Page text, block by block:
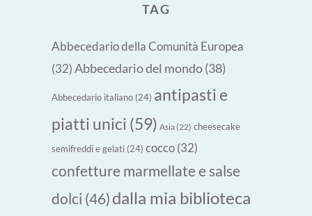
TAG
Abbecedario della Comunità Europea
(32) Abbecedario del mondo(38)
Abbecedario italiano (24) antipasti e
piatti unici (59) Asia(22) cheesecake
semifreddi e gelati (24) cocco (32)
confetture marmellate e salse
dolci (46) dalla mia biblioteca